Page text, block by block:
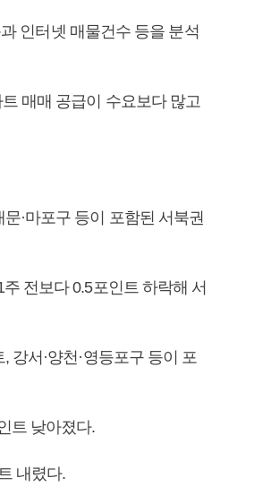
인터넷 매물건수 등을 분석
매매 공급이 수요보다 많고
·마포구 등이 포함된 서북권
전보다 0.5포인트 하락해 서
강서·양천·영등포구 등이 포
트 낮아졌다.
내렸다.